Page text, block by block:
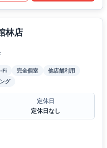
林店
Fi 完全個室
他店舗利用
グ
定休日
定休日なし